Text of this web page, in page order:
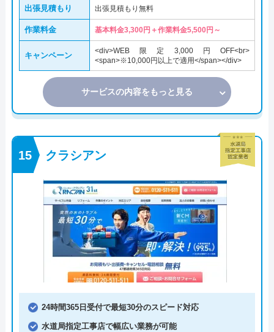
出張見積もり 出張見積もり無料
作業料金 基本料金3,300円＋作業料金5,500円～
キャンペーン
<div>WEB限定3,000円OFF<br>
<span>※10,000円以上で適用</span></div>
サービスの内容をもっと見る
クラシアン
24時間365日受付で最短30分のスピード対応
水道局指定工事店で幅広い業務が可能